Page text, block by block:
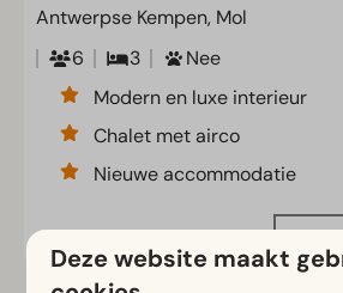
Antwerpse Kempen, Mol
6
3
Nee
Modern en luxe interieur
Chalet met airco
Nieuwe accommodatie
Deze website maakt